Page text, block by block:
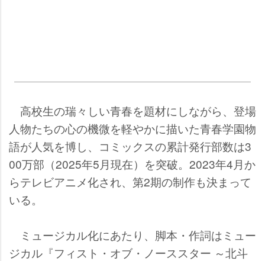
高校生の瑞々しい青春を題材にしながら、登場
人物たちの心の機微を軽やかに描いた青春学園物
語が人気を博し、コミックスの累計発行部数は3
00万部（2025年5月現在）を突破。2023年4月か
らテレビアニメ化され、第2期の制作も決まって
いる。
ミュージカル化にあたり、脚本・作詞はミュー
ジカル『フィスト・オブ・ノーススター ～北斗